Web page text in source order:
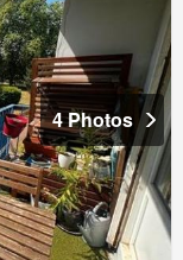
4 Photos